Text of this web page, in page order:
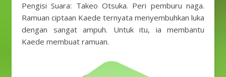
Pengisi Suara: Takeo Otsuka. Peri pemburu naga.
Ramuan ciptaan Kaede ternyata menyembuhkan luka
dengan sangat ampuh. Untuk itu, ia membantu
Kaede membuat ramuan.